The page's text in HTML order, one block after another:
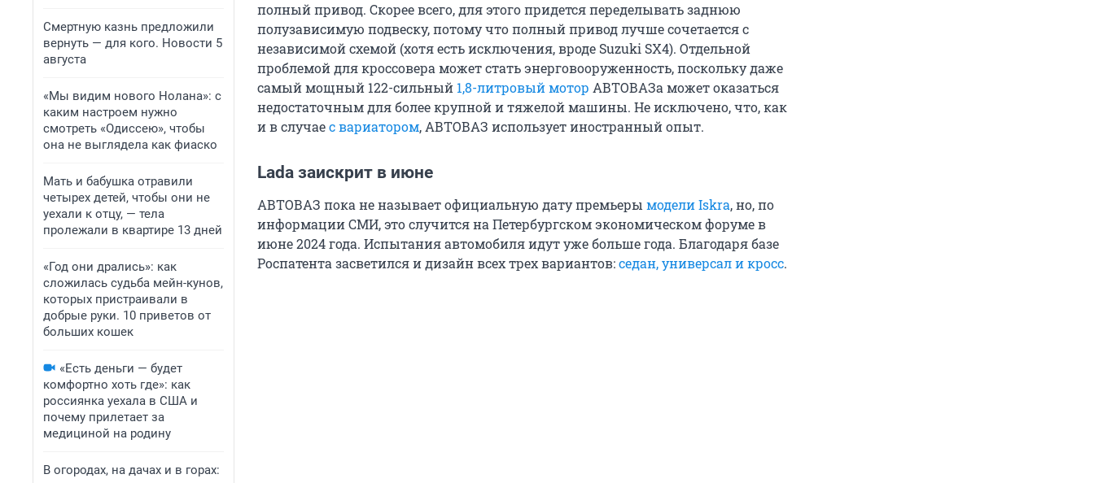
Смертную казнь предложили
вернуть — для кого. Новости 5
августа
«Мы видим нового Нолана»: с
каким настроем нужно
смотреть «Одиссею», чтобы
она не выглядела как фиаско
Мать и бабушка отравили
четырех детей, чтобы они не
уехали к отцу, — тела
пролежали в квартире 13 дней
«Год они дрались»: как
сложилась судьба мейн-кунов,
которых пристраивали в
добрые руки. 10 приветов от
больших кошек
«Есть деньги — будет
комфортно хоть где»: как
россиянка уехала в США и
почему прилетает за
медициной на родину
В огородах, на дачах и в горах:
полный привод. Скорее всего, для этого придется переделывать заднюю
полузависимую подвеску, потому что полный привод лучше сочетается с
независимой схемой (хотя есть исключения, вроде Suzuki SX4). Отдельной
проблемой для кроссовера может стать энерговооруженность, поскольку даже
самый мощный 122-сильный 1,8-литровый мотор АВТОВАЗа может оказаться
недостаточным для более крупной и тяжелой машины. Не исключено, что, как
и в случаес вариатором, АВТОВАЗ использует иностранный опыт.
Lada заискрит в июне
АВТОВАЗ пока не называет официальную дату премьеры модели Iskra, но, по
информации СМИ, это случится на Петербургском экономическом форуме в
июне 2024 года. Испытания автомобиля идут уже больше года. Благодаря базе
Роспатента засветился и дизайн всех трех вариантов:седан, универсал и кросс.